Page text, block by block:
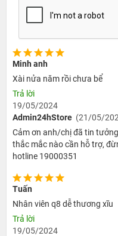
Minh anh
Xài nửa năm rồi chưa bể
Trả lời
19/05/2024
Admin24hStore (21/05/
Cảm ơn anh/chị đã tin
thắc mắc nào cần hỗ trợ,
hotline 19000351
Tuấn
Nhân viên q8 dễ thương xĩu
Trả lời
19/05/2024